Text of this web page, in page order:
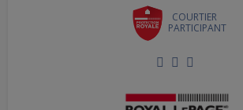
COURTIER
PARTICIPANT